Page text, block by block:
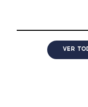
VER